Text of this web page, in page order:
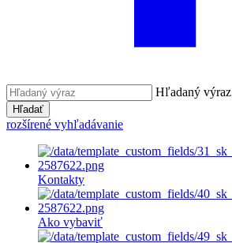
Hľadaný výraz
Hľadať
rozšírené vyhľadávanie
Kontakty
Ako vybaviť